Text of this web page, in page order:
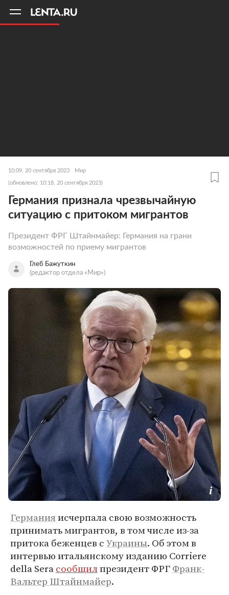
10:09, 20 сентября 2023 Мир
(обновлено: 10:18, 20 сентября 2023)
Германия признала чрезвычайную
ситуацию с притоком мигрантов
Президент ФРГ Штайнмайер: Германия на грани
возможностей по приему мигрантов
Глеб Бажуткин
(редактор отдела «Мир»)
Германияисчерпала свою возможность
принимать мигрантов, в том числе из-за
притока беженцев сУкраины. Об этом в
интервью итальянскому изданию Corriere
della Seraсообщилпрезидент ФРГФранк-
Вальтер Штайнмайер.